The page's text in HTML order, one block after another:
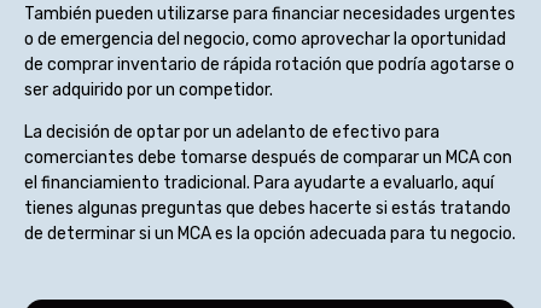
También pueden utilizarse para financiar necesidades urgentes
o de emergencia del negocio, como aprovechar la oportunidad
de comprar inventario de rápida rotación que podría agotarse o
ser adquirido por un competidor.
La decisión de optar por un adelanto de efectivo para
comerciantes debe tomarse después de comparar un MCA con
el financiamiento tradicional. Para ayudarte a evaluarlo, aquí
tienes algunas preguntas que debes hacerte si estás tratando
de determinar si un MCA es la opción adecuada para tu negocio.